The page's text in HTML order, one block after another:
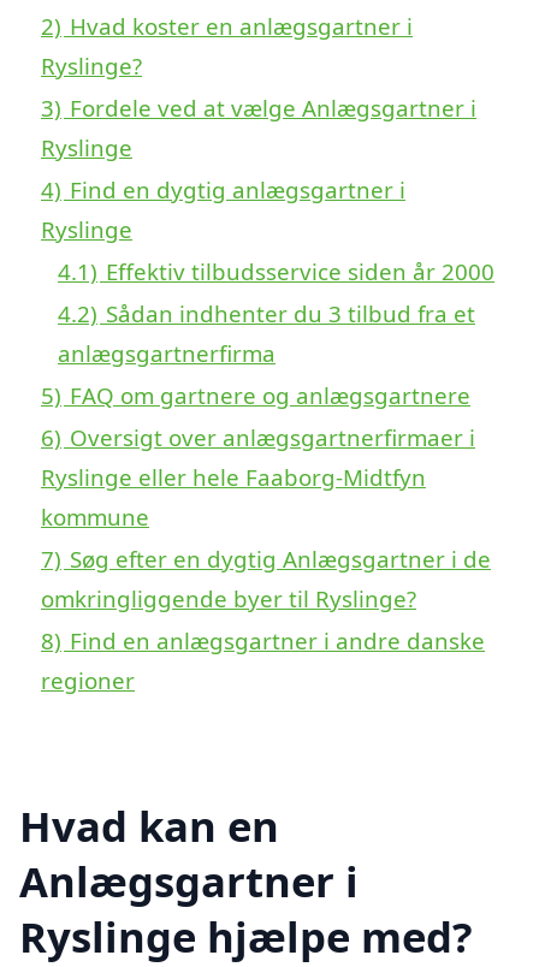
2) Hvad koster en anlægsgartner i
Ryslinge?
3) Fordele ved at vælge Anlægsgartner i
Ryslinge
4) Find en dygtig anlægsgartner i
Ryslinge
4.1) Effektiv tilbudsservice siden år 2000
4.2) Sådan indhenter du 3 tilbud fra et
anlægsgartnerfirma
5) FAQ om gartnere og anlægsgartnere
6) Oversigt over anlægsgartnerfirmaer i
Ryslinge eller hele Faaborg-Midtfyn
kommune
7) Søg efter en dygtig Anlægsgartner i de
omkringliggende byer til Ryslinge?
8) Find en anlægsgartner i andre danske
regioner
Hvad kan en
Anlægsgartner i
Ryslinge hjælpe med?